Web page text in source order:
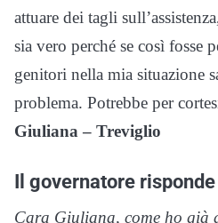
attuare dei tagli
sia vero perché se così fosse
genitori nella mia situazione
problema. Potrebbe per
Giuliana – Treviglio
Il governatore risponde
Cara Giuliana, come ho già